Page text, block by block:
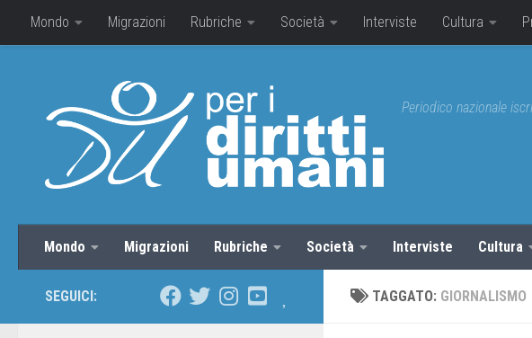
Mondo Migrazioni Rubriche Società Interviste Cultura
Periodico nazionale
Mondo Migrazioni Rubriche Società Interviste Cultura
TAGGATO: GIORNALISMO
SEGUICI: